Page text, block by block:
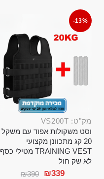
-13%
מק"ט: VS200T
וסט משקולות אפוד עם משקל
20 קג מתכוונן מקצועי
TRAINING VEST מטילי כסף
לא שק חול
₪390 ₪339